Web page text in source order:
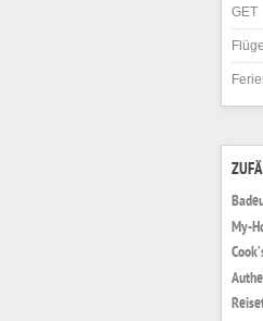
GET
Flüge
My-